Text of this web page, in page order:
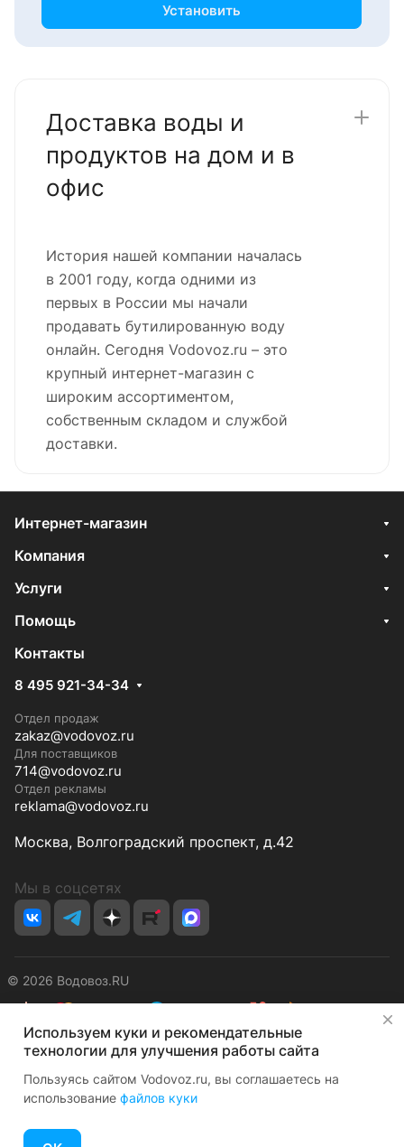
Установить
Доставка воды и
продуктов на дом и в
офис
История нашей компании началась
в 2001 году, когда одними из
первых в России мы начали
продавать бутилированную воду
онлайн. Сегодня Vodovoz.ru – это
крупный интернет-магазин с
широким ассортиментом,
собственным складом и службой
доставки.
Интернет-магазин
Компания
Услуги
Помощь
Контакты
8 495 921-34-34
Отдел продаж
zakaz@vodovoz.ru
Для поставщиков
714@vodovoz.ru
Отдел рекламы
reklama@vodovoz.ru
Москва, Волгоградский проспект, д.42
Мы в соцсетях
© 2026 Водовоз.RU
КонфиденциальностьОферта
Используем куки и рекомендательные
технологии для улучшения работы сайта
Пользуясь сайтом Vodovoz.ru, вы соглашаетесь на
использование файлов куки